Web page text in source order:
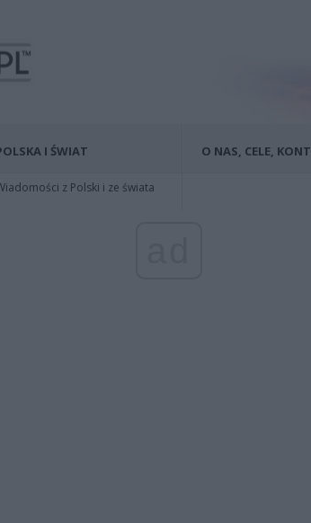
I ŚWIAT
z Polski i ze świata
O NAS, CELE,